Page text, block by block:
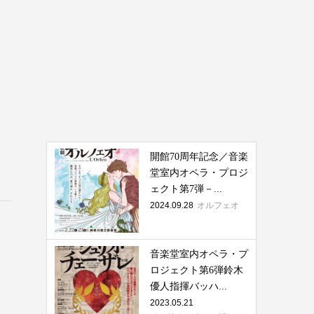
開館70周年記念／音楽
堂室内オペラ・プロジ
ェクト第7弾－...
2024.09.28 オルフェオ
音楽堂室内オペラ・プ
ロジェクト第6弾鈴木
優人指揮バッハ...
2023.05.21